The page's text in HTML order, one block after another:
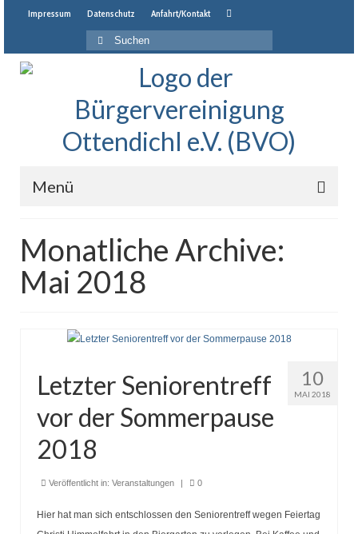
Impressum Datenschutz Anfahrt/Kontakt
Suche
Menü
Neuigkeiten
Veranstaltungen
Jahresprogramm
Brotbacken
Kulturfahrten
Bilder und Berichte
Monatliche Archive:
Mai 2018
10
MAI 2018
Letzter Seniorentreff
vor der Sommerpause
2018
Veröffentlicht in: Veranstaltungen 0
Hier hat man sich entschlossen den Seniorentreff wegen Feiertag